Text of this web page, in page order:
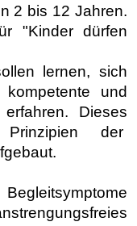
2 bis 12 Jahren.
"Kinder dürfen
lernen, sich
und
Dieses
der